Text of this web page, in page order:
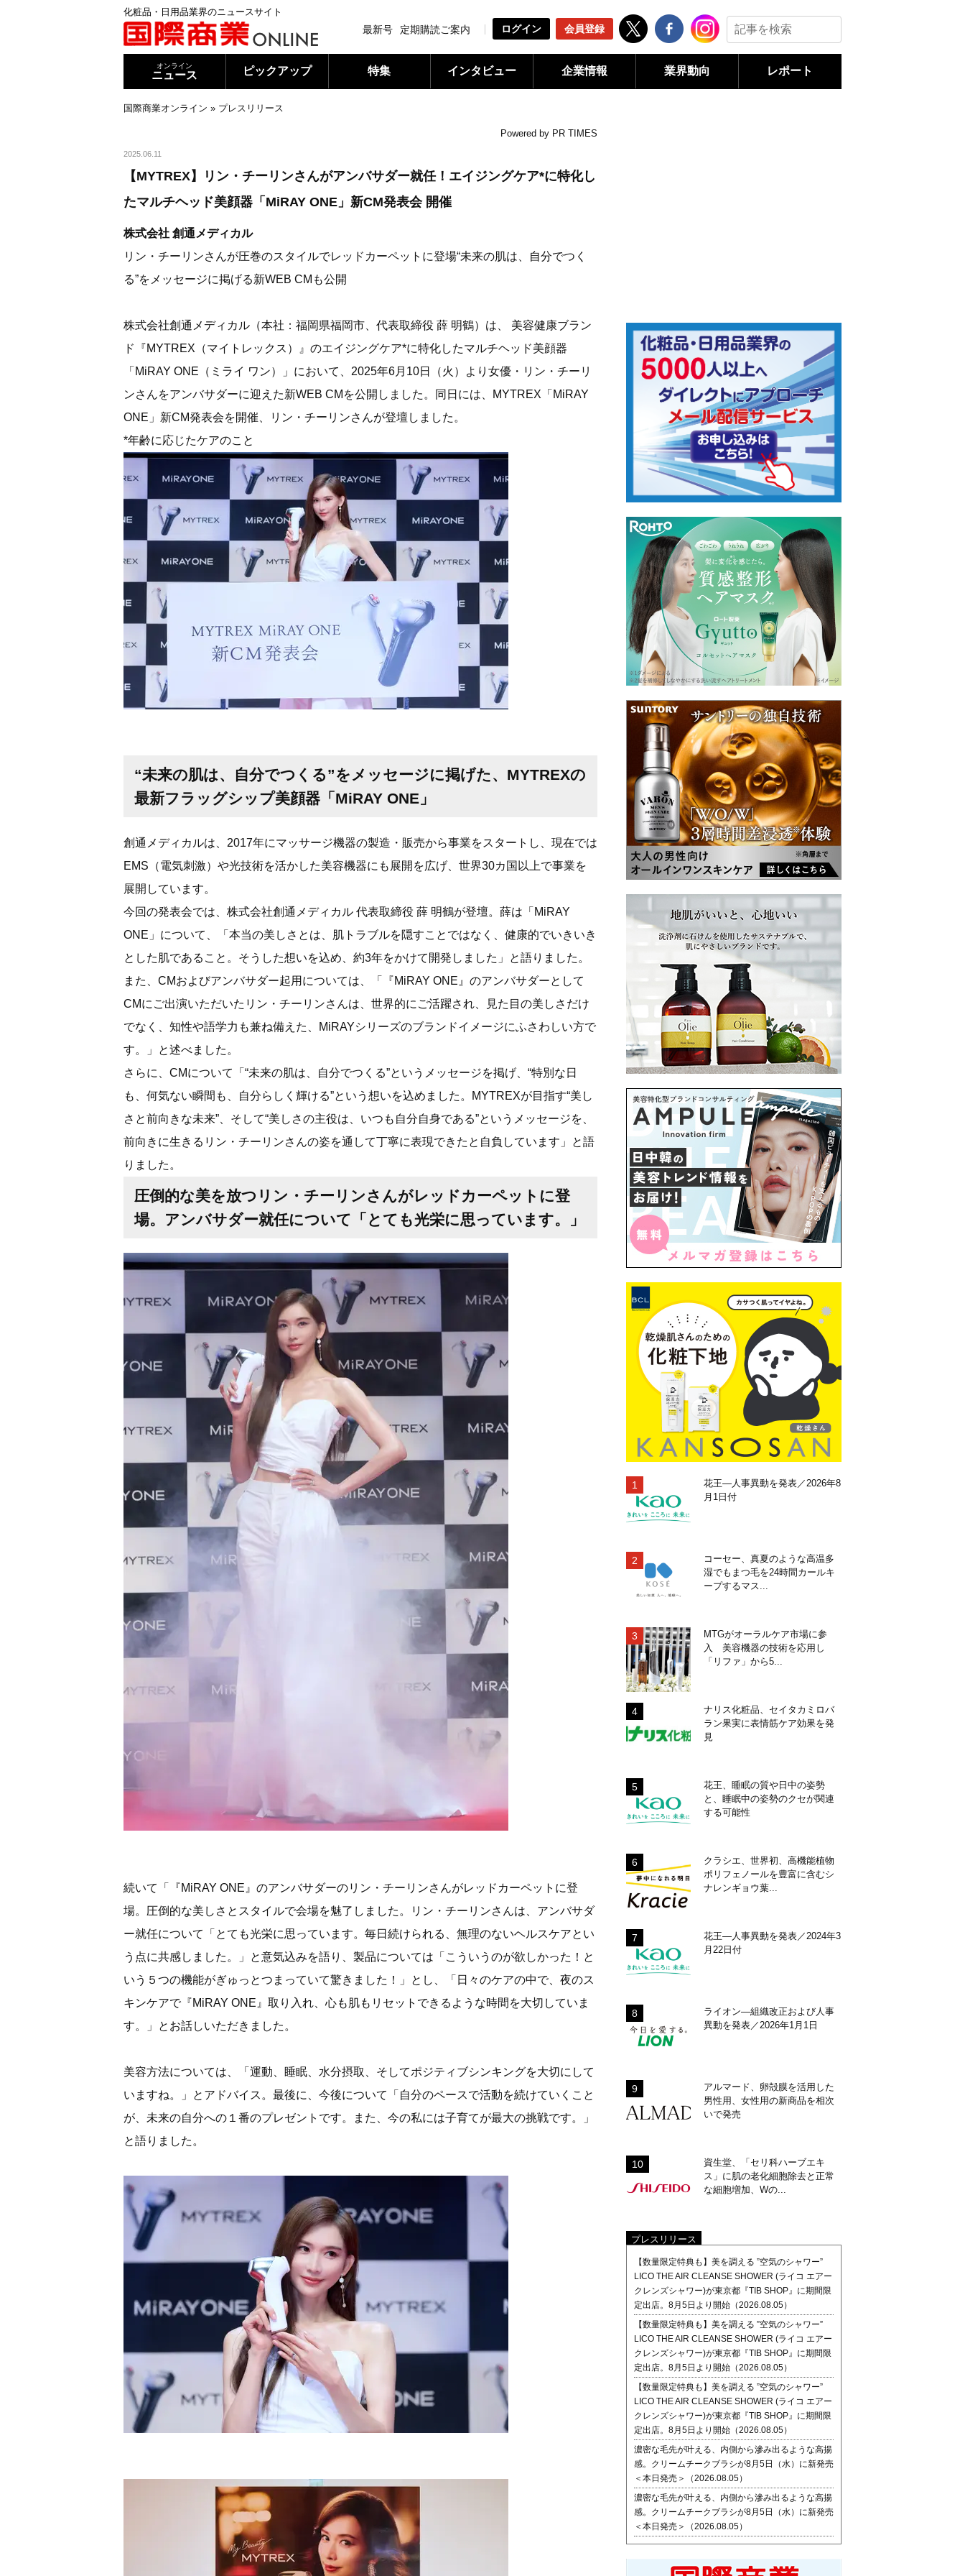
化粧品・日用品業界のニュースサイト
最新号 定期購読ご案内 ログイン 会員登録
オンライン
ニュース ピックアップ 特集 インタビュー 企業情報 業界動向 レポート
国際商業オンライン » プレスリリース
Powered by PR TIMES
2025.06.11
【MYTREX】リン・チーリンさんがアンバサダー就任！エイジングケア*に特化し
たマルチヘッド美顔器「MiRAY ONE」新CM発表会 開催
株式会社 創通メディカル
リン・チーリンさんが圧巻のスタイルでレッドカーペットに登場“未来の肌は、自分でつく
る”をメッセージに掲げる新WEB CMも公開
株式会社創通メディカル（本社：福岡県福岡市、代表取締役 薛 明鶴）は、 美容健康ブラン
ド『MYTREX（マイトレックス）』のエイジングケア*に特化したマルチヘッド美顔器
「MiRAY ONE（ミライ ワン）」において、2025年6月10日（火）より女優・リン・チーリ
ンさんをアンバサダーに迎えた新WEB CMを公開しました。同日には、MYTREX「MiRAY
ONE」新CM発表会を開催、リン・チーリンさんが登壇しました。
*年齢に応じたケアのこと
“未来の肌は、自分でつくる”をメッセージに掲げた、MYTREXの
最新フラッグシップ美顔器「MiRAY ONE」
創通メディカルは、2017年にマッサージ機器の製造・販売から事業をスタートし、現在では
EMS（電気刺激）や光技術を活かした美容機器にも展開を広げ、世界30カ国以上で事業を
展開しています。
今回の発表会では、株式会社創通メディカル 代表取締役 薛 明鶴が登壇。薛は「MiRAY
ONE」について、「本当の美しさとは、肌トラブルを隠すことではなく、健康的でいきいき
とした肌であること。そうした想いを込め、約3年をかけて開発しました」と語りました。
また、CMおよびアンバサダー起用については、「『MiRAY ONE』のアンバサダーとして
CMにご出演いただいたリン・チーリンさんは、世界的にご活躍され、見た目の美しさだけ
でなく、知性や語学力も兼ね備えた、MiRAYシリーズのブランドイメージにふさわしい方で
す。」と述べました。
さらに、CMについて「“未来の肌は、自分でつくる”というメッセージを掲げ、“特別な日
も、何気ない瞬間も、自分らしく輝ける”という想いを込めました。MYTREXが目指す“美し
さと前向きな未来”、そして“美しさの主役は、いつも自分自身である”というメッセージを、
前向きに生きるリン・チーリンさんの姿を通して丁寧に表現できたと自負しています」と語
りました。
圧倒的な美を放つリン・チーリンさんがレッドカーペットに登
場。アンバサダー就任について「とても光栄に思っています。」
続いて「『MiRAY ONE』のアンバサダーのリン・チーリンさんがレッドカーペットに登
場。圧倒的な美しさとスタイルで会場を魅了しました。リン・チーリンさんは、アンバサダ
ー就任について「とても光栄に思っています。毎日続けられる、無理のないヘルスケアとい
う点に共感しました。」と意気込みを語り、製品については「こういうのが欲しかった！と
いう５つの機能がぎゅっとつまっていて驚きました！」とし、「日々のケアの中で、夜のス
キンケアで『MiRAY ONE』取り入れ、心も肌もリセットできるような時間を大切していま
す。」とお話しいただきました。
美容方法については、「運動、睡眠、水分摂取、そしてポジティブシンキングを大切にして
いますね。」とアドバイス。最後に、今後について「自分のペースで活動を続けていくこと
が、未来の自分への１番のプレゼントです。また、今の私には子育てが最大の挑戦です。」
と語りました。
花王―人事異動を発表／2026年8
月1日付
コーセー、真夏のような高温多
湿でもまつ毛を24時間カールキ
ープするマス...
MTGがオーラルケア市場に参
入 美容機器の技術を応用し
「リファ」から5...
ナリス化粧品、セイタカミロバ
ラン果実に表情筋ケア効果を発
見
花王、睡眠の質や日中の姿勢
と、睡眠中の姿勢のクセが関連
する可能性
クラシエ、世界初、高機能植物
ポリフェノールを豊富に含むシ
ナレンギョウ葉...
花王―人事異動を発表／2024年3
月22日付
ライオン―組織改正および人事
異動を発表／2026年1月1日
アルマード、卵殻膜を活用した
男性用、女性用の新商品を相次
いで発売
資生堂、「セリ科ハーブエキ
ス」に肌の老化細胞除去と正常
な細胞増加、Wの...
プレスリリース
【数量限定特典も】美を調える ”空気のシャワー”
LICO THE AIR CLEANSE SHOWER (ライコ エアー
クレンズシャワー)が東京都『TIB SHOP』に期間限
定出店。8月5日より開始（2026.08.05）
【数量限定特典も】美を調える ”空気のシャワー”
LICO THE AIR CLEANSE SHOWER (ライコ エアー
クレンズシャワー)が東京都『TIB SHOP』に期間限
定出店。8月5日より開始（2026.08.05）
【数量限定特典も】美を調える ”空気のシャワー”
LICO THE AIR CLEANSE SHOWER (ライコ エアー
クレンズシャワー)が東京都『TIB SHOP』に期間限
定出店。8月5日より開始（2026.08.05）
濃密な毛先が叶える、内側から滲み出るような高揚
感。クリームチークブラシが8月5日（水）に新発売
＜本日発売＞（2026.08.05）
濃密な毛先が叶える、内側から滲み出るような高揚
感。クリームチークブラシが8月5日（水）に新発売
＜本日発売＞（2026.08.05）